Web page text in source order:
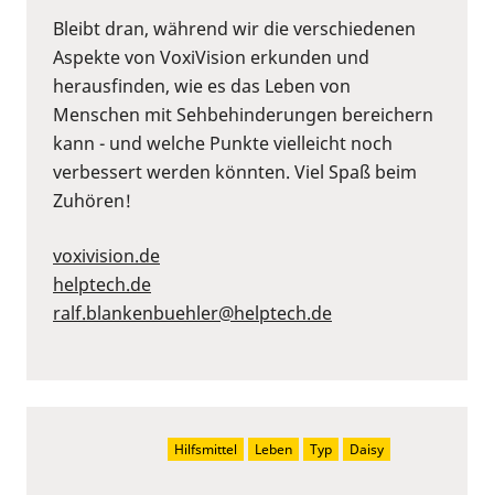
Bleibt dran, während wir die verschiedenen
Aspekte von VoxiVision erkunden und
herausfinden, wie es das Leben von
Menschen mit Sehbehinderungen bereichern
kann - und welche Punkte vielleicht noch
verbessert werden könnten. Viel Spaß beim
Zuhören!
voxivision.de
helptech.de
ralf.blankenbuehler@helptech.de
Hilfsmittel Leben Typ Daisy